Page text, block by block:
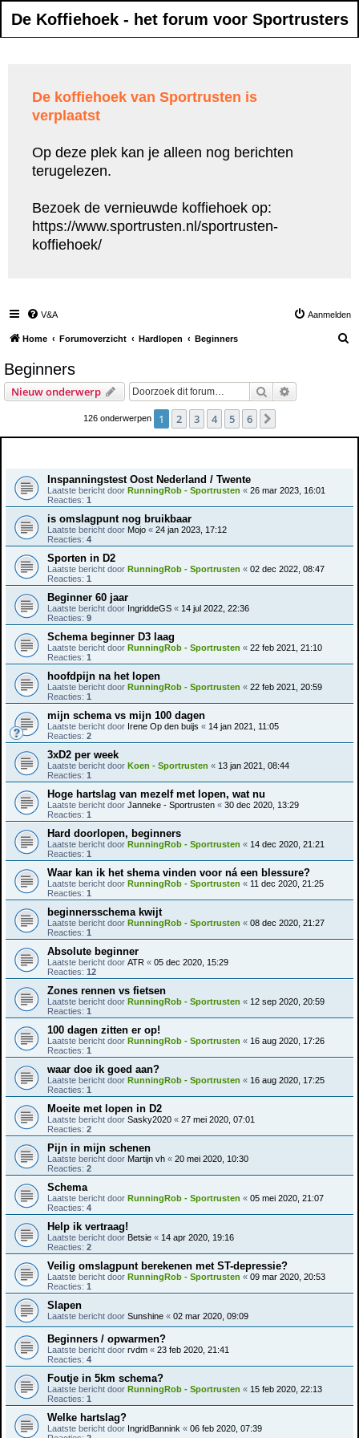
De Koffiehoek - het forum voor Sportrusters
De koffiehoek van Sportrusten is
verplaatst
Op deze plek kan je alleen nog berichten
terugelezen.
Bezoek de vernieuwde koffiehoek op:
https://www.sportrusten.nl/sportrusten-
koffiehoek/
V&A Aanmelden
Home Forumoverzicht Hardlopen Beginners
Beginners
Nieuw onderwerp Zoek
126 onderwerpen 1 2 3 4 5 6
Inspanningstest Oost Nederland / Twente
Laatste bericht door RunningRob - Sportrusten « 26 mar 2023, 16:01
Reacties: 1
is omslagpunt nog bruikbaar
Laatste bericht door Mojo « 24 jan 2023, 17:12
Reacties: 4
Sporten in D2
Laatste bericht door RunningRob - Sportrusten « 02 dec 2022, 08:47
Reacties: 1
Beginner 60 jaar
Laatste bericht door IngriddeGS « 14 jul 2022, 22:36
Reacties: 9
Schema beginner D3 laag
Laatste bericht door RunningRob - Sportrusten « 22 feb 2021, 21:10
Reacties: 1
hoofdpijn na het lopen
Laatste bericht door RunningRob - Sportrusten « 22 feb 2021, 20:59
Reacties: 1
mijn schema vs mijn 100 dagen
Laatste bericht door Irene Op den buijs « 14 jan 2021, 11:05
Reacties: 2
3xD2 per week
Laatste bericht door Koen - Sportrusten « 13 jan 2021, 08:44
Reacties: 1
Hoge hartslag van mezelf met lopen, wat nu
Laatste bericht door Janneke - Sportrusten « 30 dec 2020, 13:29
Reacties: 1
Hard doorlopen, beginners
Laatste bericht door RunningRob - Sportrusten « 14 dec 2020, 21:21
Reacties: 1
Waar kan ik het shema vinden voor ná een blessure?
Laatste bericht door RunningRob - Sportrusten « 11 dec 2020, 21:25
Reacties: 1
beginnersschema kwijt
Laatste bericht door RunningRob - Sportrusten « 08 dec 2020, 21:27
Reacties: 1
Absolute beginner
Laatste bericht door ATR « 05 dec 2020, 15:29
Reacties: 12
Zones rennen vs fietsen
Laatste bericht door RunningRob - Sportrusten « 12 sep 2020, 20:59
Reacties: 1
100 dagen zitten er op!
Laatste bericht door RunningRob - Sportrusten « 16 aug 2020, 17:26
Reacties: 1
waar doe ik goed aan?
Laatste bericht door RunningRob - Sportrusten « 16 aug 2020, 17:25
Reacties: 1
Moeite met lopen in D2
Laatste bericht door Sasky2020 « 27 mei 2020, 07:01
Reacties: 2
Pijn in mijn schenen
Laatste bericht door Martijn vh « 20 mei 2020, 10:30
Reacties: 2
Schema
Laatste bericht door RunningRob - Sportrusten « 05 mei 2020, 21:07
Reacties: 4
Help ik vertraag!
Laatste bericht door Betsie « 14 apr 2020, 19:16
Reacties: 2
Veilig omslagpunt berekenen met ST-depressie?
Laatste bericht door RunningRob - Sportrusten « 09 mar 2020, 20:53
Reacties: 1
Slapen
Laatste bericht door Sunshine « 02 mar 2020, 09:09
Beginners / opwarmen?
Laatste bericht door rvdm « 23 feb 2020, 21:41
Reacties: 4
Foutje in 5km schema?
Laatste bericht door RunningRob - Sportrusten « 15 feb 2020, 22:13
Reacties: 1
Welke hartslag?
Laatste bericht door IngridBannink « 06 feb 2020, 07:39